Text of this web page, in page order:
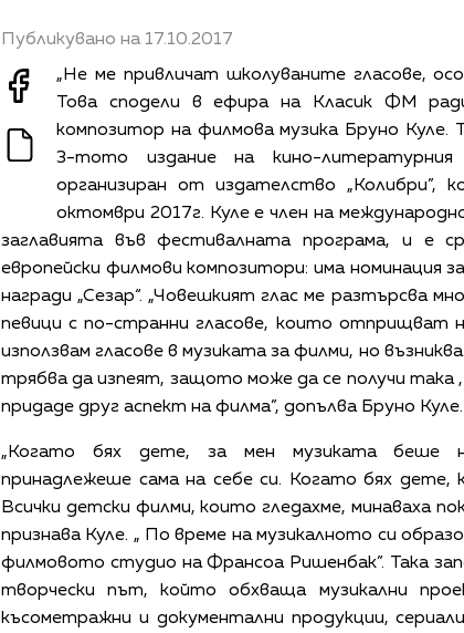
Публикувано на 17.10.2017
„Не ме привличат школуваните гласове,
Това сподели в ефира на Класик ФМ
композитор на филмова музика Бруно Куле.
3-тото издание на кино-литературния
организиран от издателство „Колибри”,
октомври 2017г. Куле е член на
заглавията във фестивалната програма, и е
европейски филмови композитори: има номинация
награди „Сезар“. „Човешкият глас ме разтърсва
певици с по-странни гласове, които отприщват
използвам гласове в музиката за филми, но
трябва да изпеят, защото може да се получи
придаде друг аспект на филма”, допълва Бруно Куле.
„Когато бях дете, за мен музиката беше
принадлежеше сама на себе си. Когато бях дете,
Всички детски филми, които гледахме, минаваха
признава Куле. „ По време на музикалното си
филмовото студио на Франсоа Ришенбак”. Така
творчески път, който обхваща музикални
късометражни и документални продукции,